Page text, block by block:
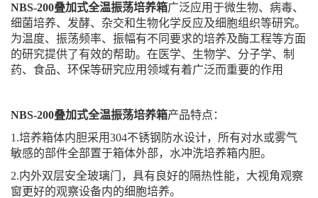
NBS-200叠加式全温振荡培养箱广泛应用于微生物、病毒、
细菌培养、发酵、杂交和生物化学反应及细胞组织等研究。
为温度、振荡频率、振幅有不同要求的培养及酶工程等方面
的研究提供了有效的帮助。在医学、生物学、分子学、制
药、食品、环保等研究应用领域有着广泛而重要的作用
NBS-200叠加式全温振荡培养箱产品特点：
1.培养箱体内胆采用304不锈钢防水设计，所有对水或雾气
敏感的部件全部置于箱体外部，水冲洗培养箱内胆。
2.内外双层安全玻璃门，具有良好的隔热性能，大视角观察
窗更好的观察设备内的细胞培养。